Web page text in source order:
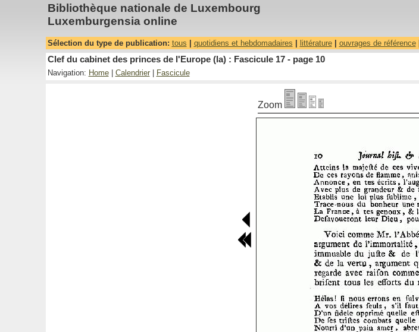
Bibliothèque nationale de Luxembourg
Luxemburgensia online
Sélection du type de publication: tous quotidiens et hebdomadaires littérature| ouvrages de référence|
Clef du cabinet des princes de l'Europe (la) : Fascicule 17 - page 10
Navigation: Home| Calendrier| Fascicule
Zoom